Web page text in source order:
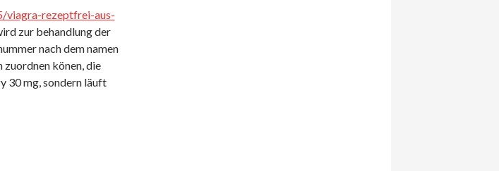
rezeptfrei-aus-
zur behandlung der
nach dem namen
könen, die
30 mg, sondern läuft